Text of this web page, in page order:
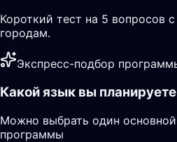
Короткий тест на 5 вопросов
городам.
Экспресс-подбор
Какой язык вы
Можно выбрать один основной
программы